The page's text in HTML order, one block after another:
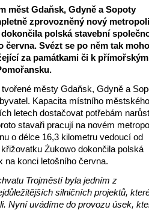
měst Gdaňsk, Gdyně a Sopoty
zprovozněný nový
polská stavební
června. Svézt se po něm tak
za památkami či k přímořským
městy Gdaňsk, Gdyně a
Kapacita místního městského
letech dostačovat potřebám
stavaři pracují na novém
o délce 16,3 kilometru vedoucí od
Żukowo dokončila polská
na konci letošního června.
Trojměstí byla jedním z
silničních projektů,
Nyní uvádíme do provozu úsek,